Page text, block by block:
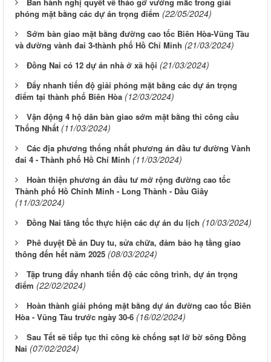
phóng mặt bằng các dự án trọng điểm (22/05/2024)
Sớm bàn giao mặt bằng đường cao tốc Biên Hòa-Vũng Tàu
và đường vành đai 3-thành phố Hồ Chí Minh (21/03/2024)
Đồng Nai có 12 dự án nhà ở xã hội (21/03/2024)
Đẩy nhanh tiến độ giải phóng mặt bằng các dự án trọng
điểm tại thành phố Biên Hòa (12/03/2024)
Vận động 4 hộ dân bàn giao sớm mặt bằng thi công cầu
Thống Nhất (11/03/2024)
Các địa phương thống nhất phương án đầu tư đường Vành
đai 4 - Thành phố Hồ Chí Minh (11/03/2024)
Hoàn thiện phương án đầu tư mở rộng đường cao tốc
Thành phố Hồ Chính Minh - Long Thành - Dầu Giây
(11/03/2024)
Đồng Nai tăng tốc thực hiện các dự án du lịch (10/03/2024)
Phê duyệt Đề án Duy tu, sửa chữa, đảm bảo hạ tầng giao
thông đến hết năm 2025 (08/03/2024)
Tập trung đẩy nhanh tiến độ các công trình, dự án trọng
điểm (22/02/2024)
Hoàn thành giải phóng mặt bằng dự án đường cao tốc Biên
Hòa - Vũng Tàu trước ngày 30-6 (16/02/2024)
Sau Tết sẽ tiếp tục thi công kè chống sạt lở bờ sông Đồng
Nai (07/02/2024)